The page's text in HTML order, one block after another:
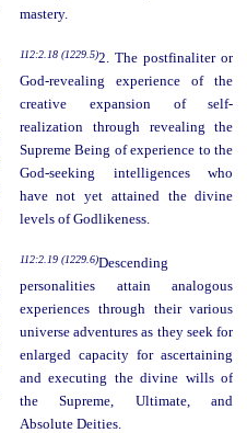
mastery.
112:2.18 (1229.5)2. The postfinaliter or
God-revealing experience of the
creative expansion of self-
realization through revealing the
Supreme Being of experience to the
God-seeking intelligences who
have not yet attained the divine
levels of Godlikeness.
112:2.19 (1229.6)Descending
personalities attain analogous
experiences through their various
universe adventures as they seek for
enlarged capacity for ascertaining
and executing the divine wills of
the Supreme, Ultimate, and
Absolute Deities.